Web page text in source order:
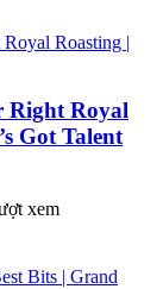
Right Royal
Got Talent
xem